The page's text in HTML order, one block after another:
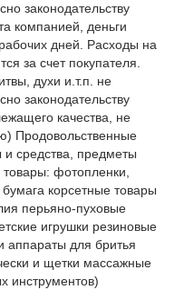
законодательству
компанией, деньги
дней. Расходы на
за счет покупателя.
духи и.т.п. не
законодательству
качества, не
Продовольственные
средства, предметы
фотопленки,
корсетные товары
перьяно-пуховые
игрушки резиновые
аппараты для бритья
и щетки массажные
инструментов)